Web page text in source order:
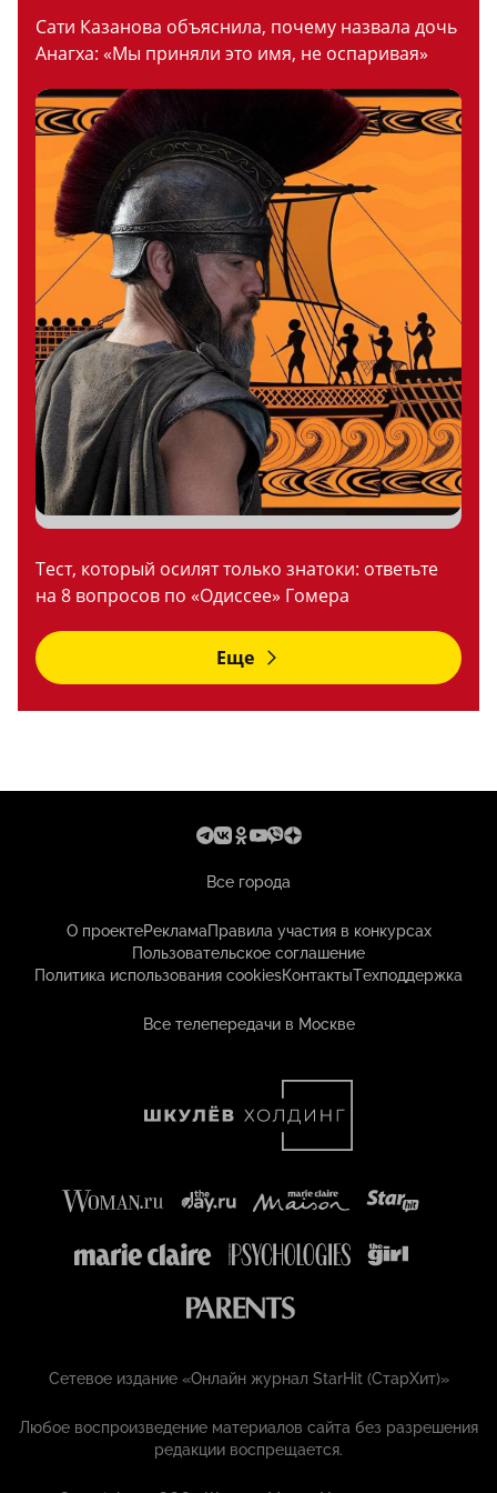
Сати Казанова объяснила, почему назвала дочь
Анагха: «Мы приняли это имя, не оспаривая»
Тест, который осилят только знатоки: ответьте
на 8 вопросов по «Одиссее» Гомера
Еще
Все города
О проектеРекламаПравила участия в конкурсах
Пользовательское соглашение
Политика использования cookiesКонтактыТехподдержка
Все телепередачи в Москве
Сетевое издание «Онлайн журнал StarHit (СтарХит)»
Любое воспроизведение материалов сайта без разрешения
редакции воспрещается.